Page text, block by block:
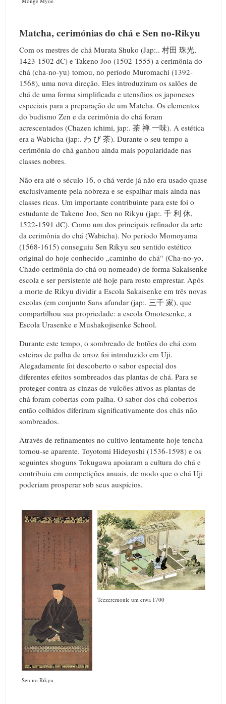
Matcha, cerimónias do chá e Sen no-Rikyu
Com os mestres de chá Murata Shuko (Jap:.. 村田 珠光,
1423-1502 dC) e Takeno Joo (1502-1555) a cerimônia do
chá (cha-no-yu) tomou, no período Muromachi (1392-
1568), uma nova direção. Eles introduziram os salões de
chá de uma forma simplificada e utensílios os japoneses
especiais para a preparação de um Matcha. Os elementos
do budismo Zen e da cerimônia do chá foram
acrescentados (Chazen ichimi, jap:. 茶 禅 一味). A estética
era a Wabicha (jap:. わ び 茶). Durante o seu tempo a
cerimônia do chá ganhou ainda mais popularidade nas
classes nobres.
Não era até o século 16, o chá verde já não era usado quase
exclusivamente pela nobreza e se espalhar mais ainda nas
classes ricas. Um importante contribuinte para este foi o
estudante de Takeno Joo, Sen no Rikyu (jap:. 千 利 休,
1522-1591 dC). Como um dos principais refinador da arte
da cerimônia do chá (Wabicha). No período Momoyama
(1568-1615) conseguiu Sen Rikyu seu sentido estético
original do hoje conhecido „caminho do chá“ (Cha-no-yo,
Chado cerimônia do chá ou nomeado) de forma Sakaisenke
escola e ser persistente até hoje para rosto emprestar. Após
a morte de Rikyu dividir a Escola Sakaisenke em três novas
escolas (em conjunto Sans afundar (jap:. 三千 家), que
compartilhou sua propriedade: a escola Omotesenke, a
Escola Urasenke e Mushakojisenke School.
Durante este tempo, o sombreado de botões do chá com
esteiras de palha de arroz foi introduzido em Uji.
Alegadamente foi descoberto o sabor especial dos
diferentes efeitos sombreados das plantas de chá. Para se
proteger contra as cinzas de vulcões ativos as plantas de
chá foram cobertas com palha. O sabor dos chá cobertos
então colhidos diferiram significativamente dos chás não
sombreados.
Através de refinamentos no cultivo lentamente hoje tencha
tornou-se aparente. Toyotomi Hideyoshi (1536-1598) e os
seguintes shoguns Tokugawa apoiaram a cultura do chá e
contribuiu em competições anuais, de modo que o chá Uji
poderiam prosperar sob seus auspícios.
Sen no Rikyu
Teezeremonie um etwa 1700